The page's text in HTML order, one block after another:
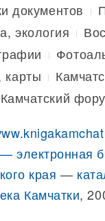
документов
экология
карты
Камчатский
электронная
края —
Камчатки,